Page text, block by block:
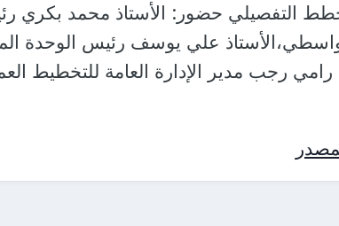
التفصيلي حضور: الأستاذ محمد بكري
علي يوسف رئيس الوحدة
رجب مدير الإدارة العامة للتخطيط